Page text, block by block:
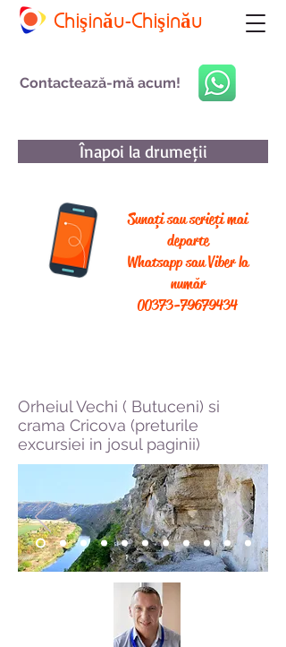
Chişinău-Chişinău
Contactează-mă acum!
Înapoi la drumeții
Sunați sau scrieți mai
departe
Whatsapp sau Viber la
număr
00373-79679434
Orheiul Vechi ( Butuceni) si
crama Cricova (preturile
excursiei in josul paginii)